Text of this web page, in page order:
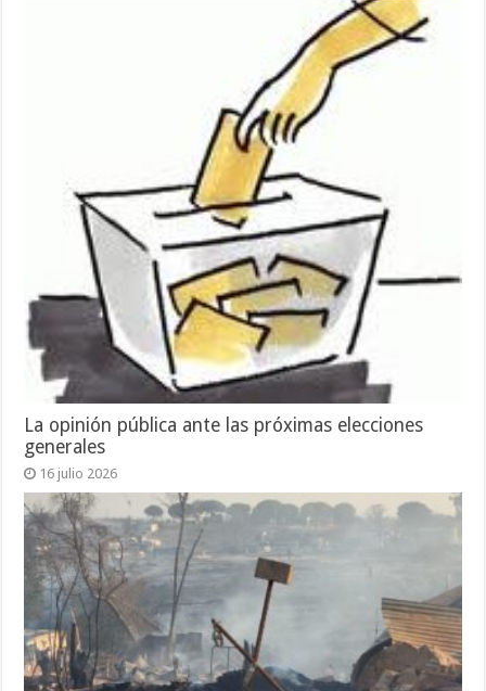
La opinión pública ante las próximas elecciones
generales
16 julio 2026